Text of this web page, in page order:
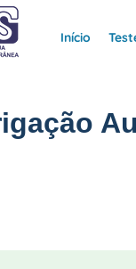
Início